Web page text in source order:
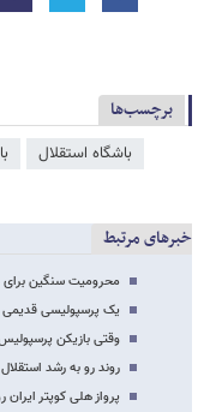
برچسب‌ها
باشگاه استقلال
خبرهای مرتبط
محرومیت سنگین برای
یک پرسپولیسی قدیمی
وقتی بازیکن
روند رو به رشد
پرواز هلی کوپتر